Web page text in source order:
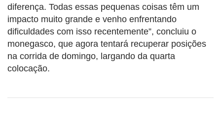
diferença. Todas essas pequenas coisas têm um
impacto muito grande e venho enfrentando
dificuldades com isso recentemente”, concluiu o
monegasco, que agora tentará recuperar posições
na corrida de domingo, largando da quarta
colocação.